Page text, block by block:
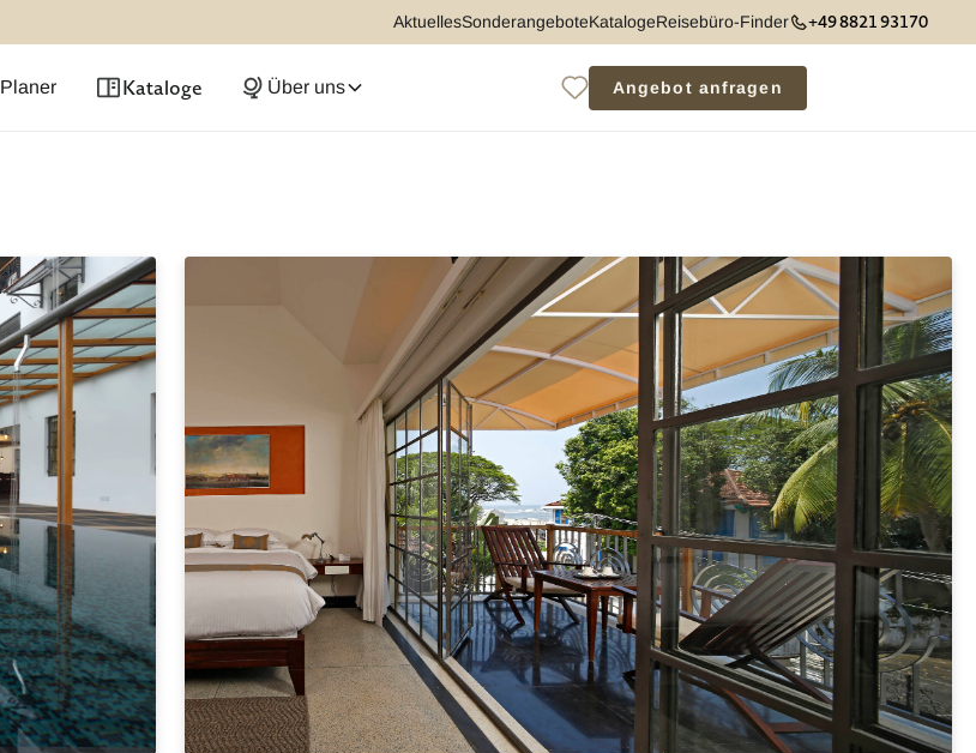
AktuellesSonderangeboteKatalogeReisebüro-Finder +49 8821 93170
Planer Kataloge Über uns Angebot anfragen